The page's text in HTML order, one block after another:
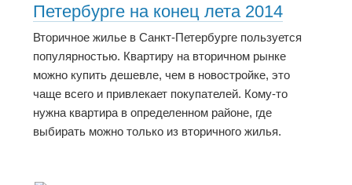
Петербурге на конец лета 2014
Вторичное жилье в Санкт-Петербурге пользуется
популярностью. Квартиру на вторичном рынке
можно купить дешевле, чем в новостройке, это
чаще всего и привлекает покупателей. Кому-то
нужна квартира в определенном районе, где
выбирать можно только из вторичного жилья.